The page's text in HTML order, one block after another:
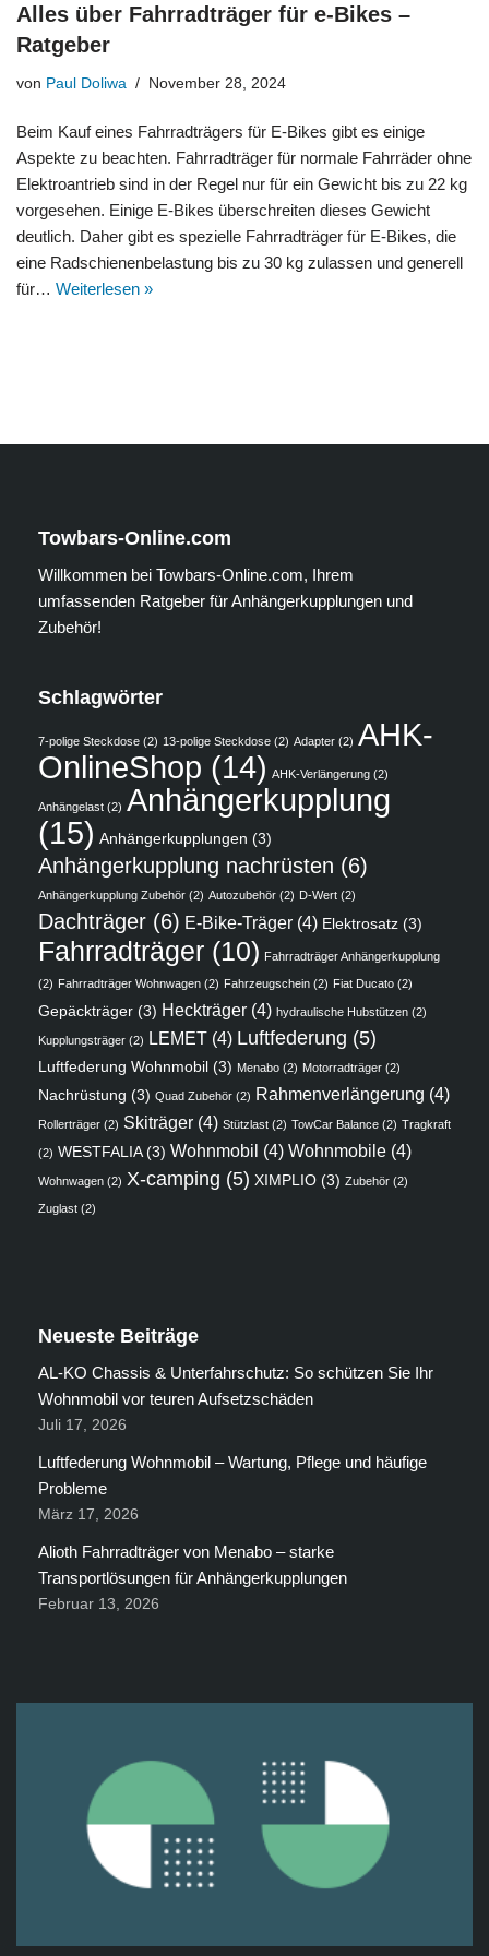
Alles über Fahrradträger für e-Bikes –
Ratgeber
von Paul Doliwa November 28, 2024
Beim Kauf eines Fahrradträgers für E-Bikes gibt es einige
Aspekte zu beachten. Fahrradträger für normale Fahrräder ohne
Elektroantrieb sind in der Regel nur für ein Gewicht bis zu 22 kg
vorgesehen. Einige E-Bikes überschreiten dieses Gewicht
deutlich. Daher gibt es spezielle Fahrradträger für E-Bikes, die
eine Radschienenbelastung bis zu 30 kg zulassen und generell
für… Weiterlesen »
Towbars-Online.com
Willkommen bei Towbars-Online.com, Ihrem
umfassenden Ratgeber für Anhängerkupplungen und
Zubehör!
Schlagwörter
7-polige Steckdose (2) 13-polige Steckdose (2) Adapter (2) AHK-
OnlineShop (14) AHK-Verlängerung (2)
Anhängelast (2) Anhängerkupplung
(15) Anhängerkupplungen (3)
Anhängerkupplung nachrüsten (6)
Anhängerkupplung Zubehör (2) Autozubehör (2) D-Wert (2)
Dachträger (6) E-Bike-Träger (4) Elektrosatz (3)
Fahrradträger (10) Fahrradträger Anhängerkupplung
(2) Fahrradträger Wohnwagen (2) Fahrzeugschein (2) Fiat Ducato (2)
Gepäckträger (3) Heckträger (4) hydraulische Hubstützen (2)
Kupplungsträger (2) LEMET (4) Luftfederung (5)
Luftfederung Wohnmobil (3) Menabo (2) Motorradträger (2)
Nachrüstung (3) Quad Zubehör (2) Rahmenverlängerung (4)
Rollerträger (2) Skiträger (4) Stützlast (2) TowCar Balance (2) Tragkraft
(2) WESTFALIA(3) Wohnmobil (4) Wohnmobile (4)
Wohnwagen (2) X-camping (5) XIMPLIO (3) Zubehör (2)
Zuglast (2)
Neueste Beiträge
AL-KO Chassis & Unterfahrschutz: So schützen Sie Ihr
Wohnmobil vor teuren Aufsetzschäden
Juli 17, 2026
Luftfederung Wohnmobil – Wartung, Pflege und häufige
Probleme
März 17, 2026
Alioth Fahrradträger von Menabo – starke
Transportlösungen für Anhängerkupplungen
Februar 13, 2026